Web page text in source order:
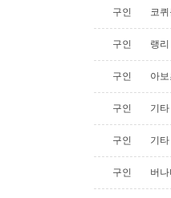
구인 코
구인 랭리
구인 아
구인 기타
구인 기타
구인 버나